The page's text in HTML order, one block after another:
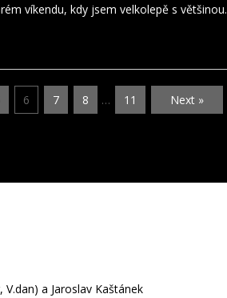
víkendu, kdy jsem velkolepě s
6 7 8 … 11 Next »
a Jaroslav Kaštánek